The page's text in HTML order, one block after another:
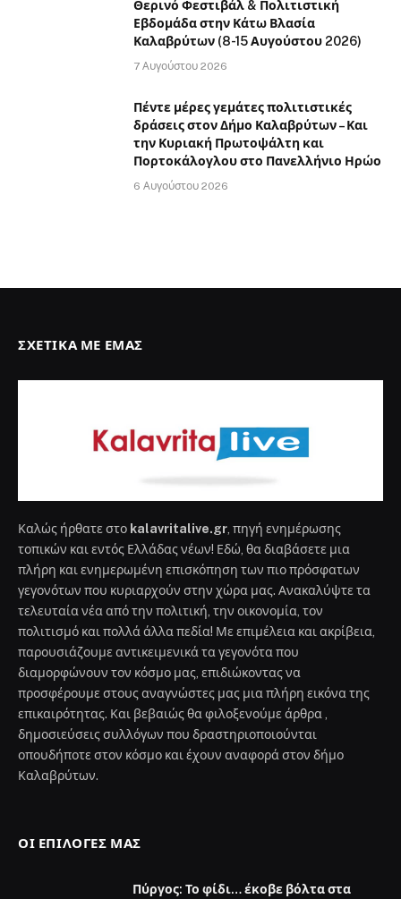
Θερινό Φεστιβάλ & Πολιτιστική
Εβδομάδα στην Κάτω Βλασία
Καλαβρύτων (8-15 Αυγούστου 2026)
7 Αυγούστου 2026
Πέντε μέρες γεμάτες πολιτιστικές
δράσεις στον Δήμο Καλαβρύτων – Και
την Κυριακή Πρωτοψάλτη και
Πορτοκάλογλου στο Πανελλήνιο Ηρώο
6 Αυγούστου 2026
ΣΧΕΤΙΚΆ ΜΕ ΕΜΆΣ
Καλώς ήρθατε στο kalavritalive.gr, πηγή ενημέρωσης
τοπικών και εντός Ελλάδας νέων! Εδώ, θα διαβάσετε μια
πλήρη και ενημερωμένη επισκόπηση των πιο πρόσφατων
γεγονότων που κυριαρχούν στην χώρα μας. Ανακαλύψτε τα
τελευταία νέα από την πολιτική, την οικονομία, τον
πολιτισμό και πολλά άλλα πεδία! Με επιμέλεια και ακρίβεια,
παρουσιάζουμε αντικειμενικά τα γεγονότα που
διαμορφώνουν τον κόσμο μας, επιδιώκοντας να
προσφέρουμε στους αναγνώστες μας μια πλήρη εικόνα της
επικαιρότητας. Και βεβαιώς θα φιλοξενούμε άρθρα ,
δημοσιεύσεις συλλόγων που δραστηριοποιούνται
οπουδήποτε στον κόσμο και έχουν αναφορά στον δήμο
Καλαβρύτων.
ΟΙ ΕΠΙΛΟΓΈΣ ΜΑΣ
Πύργος: Το φίδι… έκοβε βόλτα στα